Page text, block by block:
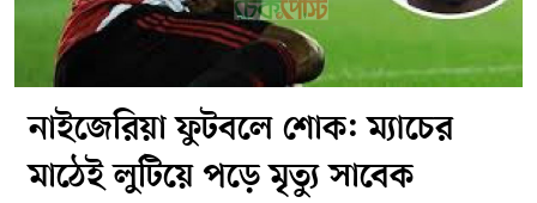
নাইজেরিয়া ফুটবলে শোক: ম্যাচের
মাঠেই লুটিয়ে পড়ে মৃত্যু সাবেক